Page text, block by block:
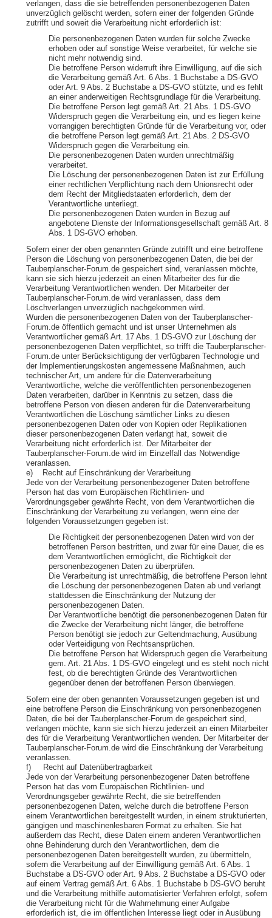
verlangen, dass die sie betreffenden personenbezogenen Daten
unverzüglich gelöscht werden, sofern einer der folgenden Gründe
zutrifft und soweit die Verarbeitung nicht erforderlich ist:
Die personenbezogenen Daten wurden für solche Zwecke
erhoben oder auf sonstige Weise verarbeitet, für welche sie
nicht mehr notwendig sind.
Die betroffene Person widerruft ihre Einwilligung, auf die sich
die Verarbeitung gemäß Art. 6 Abs. 1 Buchstabe a DS-GVO
oder Art. 9 Abs. 2 Buchstabe a DS-GVO stützte, und es fehlt
an einer anderweitigen Rechtsgrundlage für die Verarbeitung.
Die betroffene Person legt gemäß Art. 21 Abs. 1 DS-GVO
Widerspruch gegen die Verarbeitung ein, und es liegen keine
vorrangigen berechtigten Gründe für die Verarbeitung vor, oder
die betroffene Person legt gemäß Art. 21 Abs. 2 DS-GVO
Widerspruch gegen die Verarbeitung ein.
Die personenbezogenen Daten wurden unrechtmäßig
verarbeitet.
Die Löschung der personenbezogenen Daten ist zur Erfüllung
einer rechtlichen Verpflichtung nach dem Unionsrecht oder
dem Recht der Mitgliedstaaten erforderlich, dem der
Verantwortliche unterliegt.
Die personenbezogenen Daten wurden in Bezug auf
angebotene Dienste der Informationsgesellschaft gemäß Art. 8
Abs. 1 DS-GVO erhoben.
Sofern einer der oben genannten Gründe zutrifft und eine betroffene
Person die Löschung von personenbezogenen Daten, die bei der
Tauberplanscher-Forum.de gespeichert sind, veranlassen möchte,
kann sie sich hierzu jederzeit an einen Mitarbeiter des für die
Verarbeitung Verantwortlichen wenden. Der Mitarbeiter der
Tauberplanscher-Forum.de wird veranlassen, dass dem
Löschverlangen unverzüglich nachgekommen wird.
Wurden die personenbezogenen Daten von der Tauberplanscher-
Forum.de öffentlich gemacht und ist unser Unternehmen als
Verantwortlicher gemäß Art. 17 Abs. 1 DS-GVO zur Löschung der
personenbezogenen Daten verpflichtet, so trifft die Tauberplanscher-
Forum.de unter Berücksichtigung der verfügbaren Technologie und
der Implementierungskosten angemessene Maßnahmen, auch
technischer Art, um andere für die Datenverarbeitung
Verantwortliche, welche die veröffentlichten personenbezogenen
Daten verarbeiten, darüber in Kenntnis zu setzen, dass die
betroffene Person von diesen anderen für die Datenverarbeitung
Verantwortlichen die Löschung sämtlicher Links zu diesen
personenbezogenen Daten oder von Kopien oder Replikationen
dieser personenbezogenen Daten verlangt hat, soweit die
Verarbeitung nicht erforderlich ist. Der Mitarbeiter der
Tauberplanscher-Forum.de wird im Einzelfall das Notwendige
veranlassen.
e) Recht auf Einschränkung der Verarbeitung
Jede von der Verarbeitung personenbezogener Daten betroffene
Person hat das vom Europäischen Richtlinien- und
Verordnungsgeber gewährte Recht, von dem Verantwortlichen die
Einschränkung der Verarbeitung zu verlangen, wenn eine der
folgenden Voraussetzungen gegeben ist:
Die Richtigkeit der personenbezogenen Daten wird von der
betroffenen Person bestritten, und zwar für eine Dauer, die es
dem Verantwortlichen ermöglicht, die Richtigkeit der
personenbezogenen Daten zu überprüfen.
Die Verarbeitung ist unrechtmäßig, die betroffene Person lehnt
die Löschung der personenbezogenen Daten ab und verlangt
stattdessen die Einschränkung der Nutzung der
personenbezogenen Daten.
Der Verantwortliche benötigt die personenbezogenen Daten für
die Zwecke der Verarbeitung nicht länger, die betroffene
Person benötigt sie jedoch zur Geltendmachung, Ausübung
oder Verteidigung von Rechtsansprüchen.
Die betroffene Person hat Widerspruch gegen die Verarbeitung
gem. Art. 21 Abs. 1 DS-GVO eingelegt und es steht noch nicht
fest, ob die berechtigten Gründe des Verantwortlichen
gegenüber denen der betroffenen Person überwiegen.
Sofern eine der oben genannten Voraussetzungen gegeben ist und
eine betroffene Person die Einschränkung von personenbezogenen
Daten, die bei der Tauberplanscher-Forum.de gespeichert sind,
verlangen möchte, kann sie sich hierzu jederzeit an einen Mitarbeiter
des für die Verarbeitung Verantwortlichen wenden. Der Mitarbeiter der
Tauberplanscher-Forum.de wird die Einschränkung der Verarbeitung
veranlassen.
f) Recht auf Datenübertragbarkeit
Jede von der Verarbeitung personenbezogener Daten betroffene
Person hat das vom Europäischen Richtlinien- und
Verordnungsgeber gewährte Recht, die sie betreffenden
personenbezogenen Daten, welche durch die betroffene Person
einem Verantwortlichen bereitgestellt wurden, in einem strukturierten,
gängigen und maschinenlesbaren Format zu erhalten. Sie hat
außerdem das Recht, diese Daten einem anderen Verantwortlichen
ohne Behinderung durch den Verantwortlichen, dem die
personenbezogenen Daten bereitgestellt wurden, zu übermitteln,
sofern die Verarbeitung auf der Einwilligung gemäß Art. 6 Abs. 1
Buchstabe a DS-GVO oder Art. 9 Abs. 2 Buchstabe a DS-GVO oder
auf einem Vertrag gemäß Art. 6 Abs. 1 Buchstabe b DS-GVO beruht
und die Verarbeitung mithilfe automatisierter Verfahren erfolgt, sofern
die Verarbeitung nicht für die Wahrnehmung einer Aufgabe
erforderlich ist, die im öffentlichen Interesse liegt oder in Ausübung